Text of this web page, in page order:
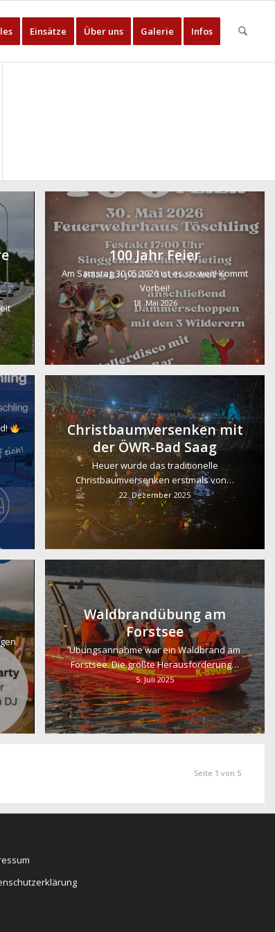
Einsätze Über uns Galerie Infos
100 Jahr Feier
Am Samstag 30.05.2026 ist es so weit! Kommt
Vorbei!
18. Mai 2026
Christbaumversenken mit
der ÖWR-Bad Saag
Heuer wurde das traditionelle
Christbaumversenken erstmals von…
22. Dezember 2025
Waldbrandübung am
Forstsee
Übungsannahme war ein Waldbrand am
Forstsee. Die größte Herausforderung…
5. Juli 2025
Seite 1 von 5